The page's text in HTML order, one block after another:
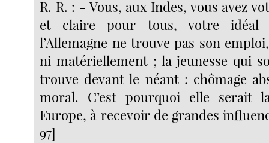
R. R. : - Vous, aux Indes, vous avez
et claire pour tous, votre idéal
l’Allemagne ne trouve pas son
ni matériellement ; la jeunesse qui
trouve devant le néant : chômage
moral. C’est pourquoi elle serait
Europe, à recevoir de grandes
97]